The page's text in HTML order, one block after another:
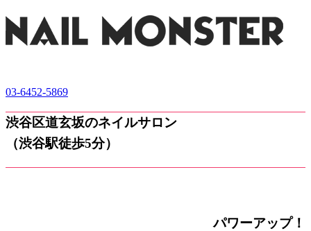
03-6452-5869
渋谷区道玄坂のネイルサロン
（渋谷駅徒歩5分）
パワーアップ！